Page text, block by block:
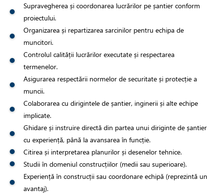
Supravegherea și coordonarea lucrărilor pe șantier conform
proiectului.
Organizarea și repartizarea sarcinilor pentru echipa de
muncitori.
Controlul calității lucrărilor executate și respectarea
termenelor.
Asigurarea respectării normelor de securitate și protecție a
muncii.
Colaborarea cu dirigintele de șantier, inginerii și alte echipe
implicate.
Ghidare și instruire directă din partea unui diriginte de șantier
cu experiență, până la avansarea în funcție.
Citirea și interpretarea planurilor și desenelor tehnice.
Studii în domeniul construcțiilor (medii sau superioare).
Experiență în construcții sau coordonare echipă (reprezintă un
avantaj).